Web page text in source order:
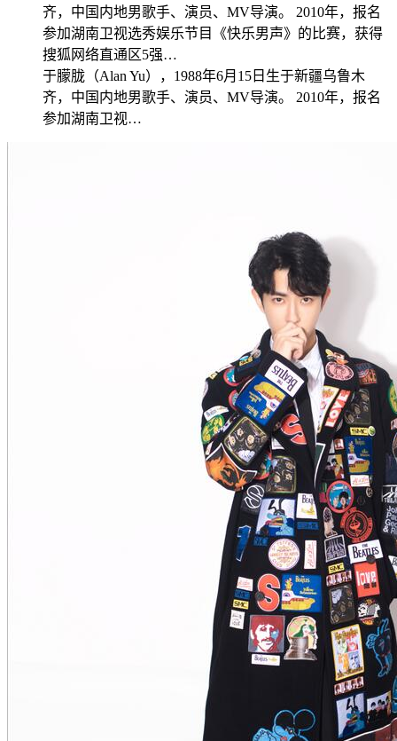
齐，中国内地男歌手、演员、MV导演。 2010年，报名
参加湖南卫视选秀娱乐节目《快乐男声》的比赛，获得
搜狐网络直通区5强…
于朦胧（Alan Yu），1988年6月15日生于新疆乌鲁木
齐，中国内地男歌手、演员、MV导演。 2010年，报名
参加湖南卫视…